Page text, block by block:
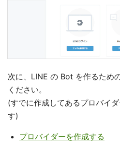
次に、LINE の Bot を作るため
ください。
(すでに作成してあるプロバイ
す)
プロバイダーを作成する